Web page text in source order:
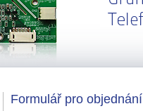
Formulář pro